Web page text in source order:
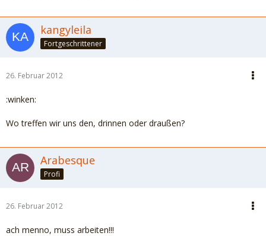
kangyleila
Fortgeschrittener
26. Februar 2012
:winken:
Wo treffen wir uns den, drinnen oder draußen?
Arabesque
Profi
26. Februar 2012
ach menno, muss arbeiten!!!